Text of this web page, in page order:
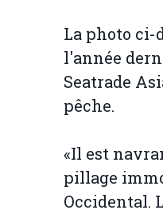
La photo ci-
l'année
Seatrade
pêche.
«Il est
pillage
Occidental.